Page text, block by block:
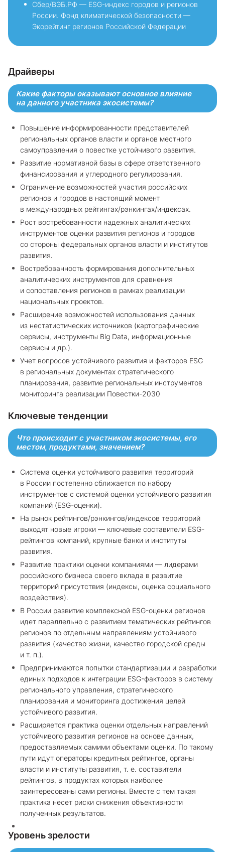
Сбер/ВЭБ.РФ — ESG-индекс городов и регионов
России. Фонд климатической безопасности —
Экорейтинг регионов Российской Федерации
Драйверы
Какие факторы оказывают основное влияние
на данного участника экосистемы?
Повышение информированности представителей
региональных органов власти и органов местного
самоуправления о повестке устойчивого развития.
Развитие нормативной базы в сфере ответственного
финансирования и углеродного регулирования.
Ограничение возможностей участия российских
регионов и городов в настоящий момент
в международных рейтингах/рэнкингах/индексах.
Рост востребованности надежных аналитических
инструментов оценки развития регионов и городов
со стороны федеральных органов власти и институтов
развития.
Востребованность формирования дополнительных
аналитических инструментов для сравнения
и сопоставления регионов в рамках реализации
национальных проектов.
Расширение возможностей использования данных
из нестатистических источников (картографические
сервисы, инструменты Big Data, информационные
сервисы и др.).
Учет вопросов устойчивого развития и факторов ESG
в региональных документах стратегического
планирования, развитие региональных инструментов
мониторинга реализации Повестки-2030
Ключевые тенденции
Что происходит с участником экосистемы, его
местом, продуктами, значением?
Система оценки устойчивого развития территорий
в России постепенно сближается по набору
инструментов с системой оценки устойчивого развития
компаний (ESG-оценки).
На рынок рейтингов/рэнкингов/индексов территорий
выходят новые игроки — ключевые составители ESG-
рейтингов компаний, крупные банки и институты
развития.
Развитие практики оценки компаниями — лидерами
российского бизнеса своего вклада в развитие
территорий присутствия (индексы, оценка социального
воздействия).
В России развитие комплексной ESG-оценки регионов
идет параллельно с развитием тематических рейтингов
регионов по отдельным направлениям устойчивого
развития (качество жизни, качество городской среды
и т. п.).
Предпринимаются попытки стандартизации и разработки
единых подходов к интеграции ESG-факторов в систему
регионального управления, стратегического
планирования и мониторинга достижения целей
устойчивого развития.
Расширяется практика оценки отдельных направлений
устойчивого развития регионов на основе данных,
предоставляемых самими объектами оценки. По такому
пути идут операторы кредитных рейтингов, органы
власти и институты развития, т. е. составители
рейтингов, в продуктах которых наиболее
заинтересованы сами регионы. Вместе с тем такая
практика несет риски снижения объективности
полученных результатов.
Уровень зрелости